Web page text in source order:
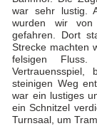
war sehr lustig.
wurden wir von
gefahren. Dort
Strecke machten
felsigen
steinigen Weg
war ein lustiges
ein Schnitzel
Turnsaal, um